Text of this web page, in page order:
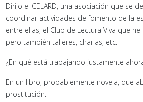
Dirijo el CELARD, una asociación que se
coordinar actividades de fomento de la
entre ellas, el Club de Lectura Viva que
pero también talleres, charlas, etc.
¿En qué está trabajando justamente
En un libro, probablemente novela, que
prostitución.